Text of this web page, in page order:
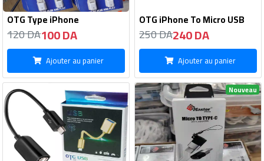
OTG Type iPhone
120 DA100 DA
Ajouter au panier
OTG iPhone To Micro USB
250 DA240 DA
Ajouter au panier
Nouveau